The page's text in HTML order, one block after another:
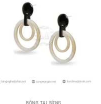
BÔNG TAI SỪNG